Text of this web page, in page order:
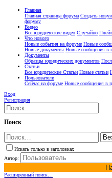
Главная
Главная страница форума Создать
форуму
Видео
Все юридические видео Случайно
Что нового
Новые события на форуме Новые
Новые документы Новые сообщения в
Документы
Образцы юридических документов
Статьи
Все юридические Статьи Новые статьи
Пользователи
Сейчас на форуме Новые сообщения в
Вход
Регистрация
Поиск
Искать только в заголовках
Автор:
Расширенный поиск…